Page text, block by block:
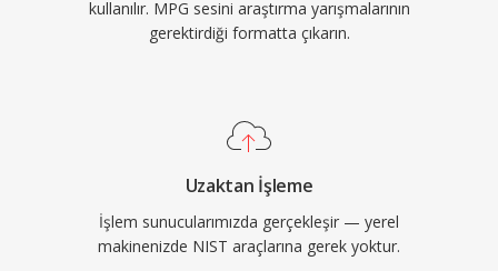
kullanılır. MPG sesini araştırma yarışmalarının
gerektirdiği formatta çıkarın.
Uzaktan İşleme
İşlem sunucularımızda gerçekleşir — yerel
makinenizde NIST araçlarına gerek yoktur.